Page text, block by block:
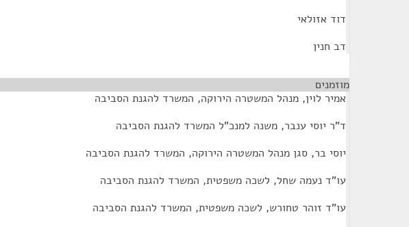
דוד אזולאי
דב חנין
מוזמנים
אמיר לוין, מנהל המשטרה הירוקה, המשרד להגנת הסביבה
ד"ר יוסי ענבר, משנה למנכ"ל המשרד להגנת הסביבה
יוסי בר, סגן מנהל המשטרה הירוקה, המשרד להגנת הסביבה
עו"ד נעמה שחל, לשכה משפטית, המשרד להגנת הסביבה
עו"ד זוהר טחורש, לשכה משפטית, המשרד להגנת הסביבה